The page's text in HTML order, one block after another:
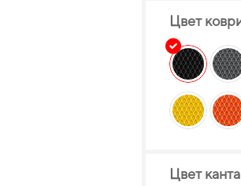
Цвет
Цвет